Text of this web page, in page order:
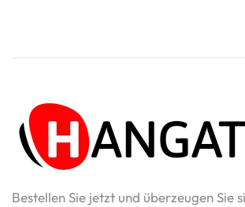
Bestellen Sie jetzt und überzeugen Sie